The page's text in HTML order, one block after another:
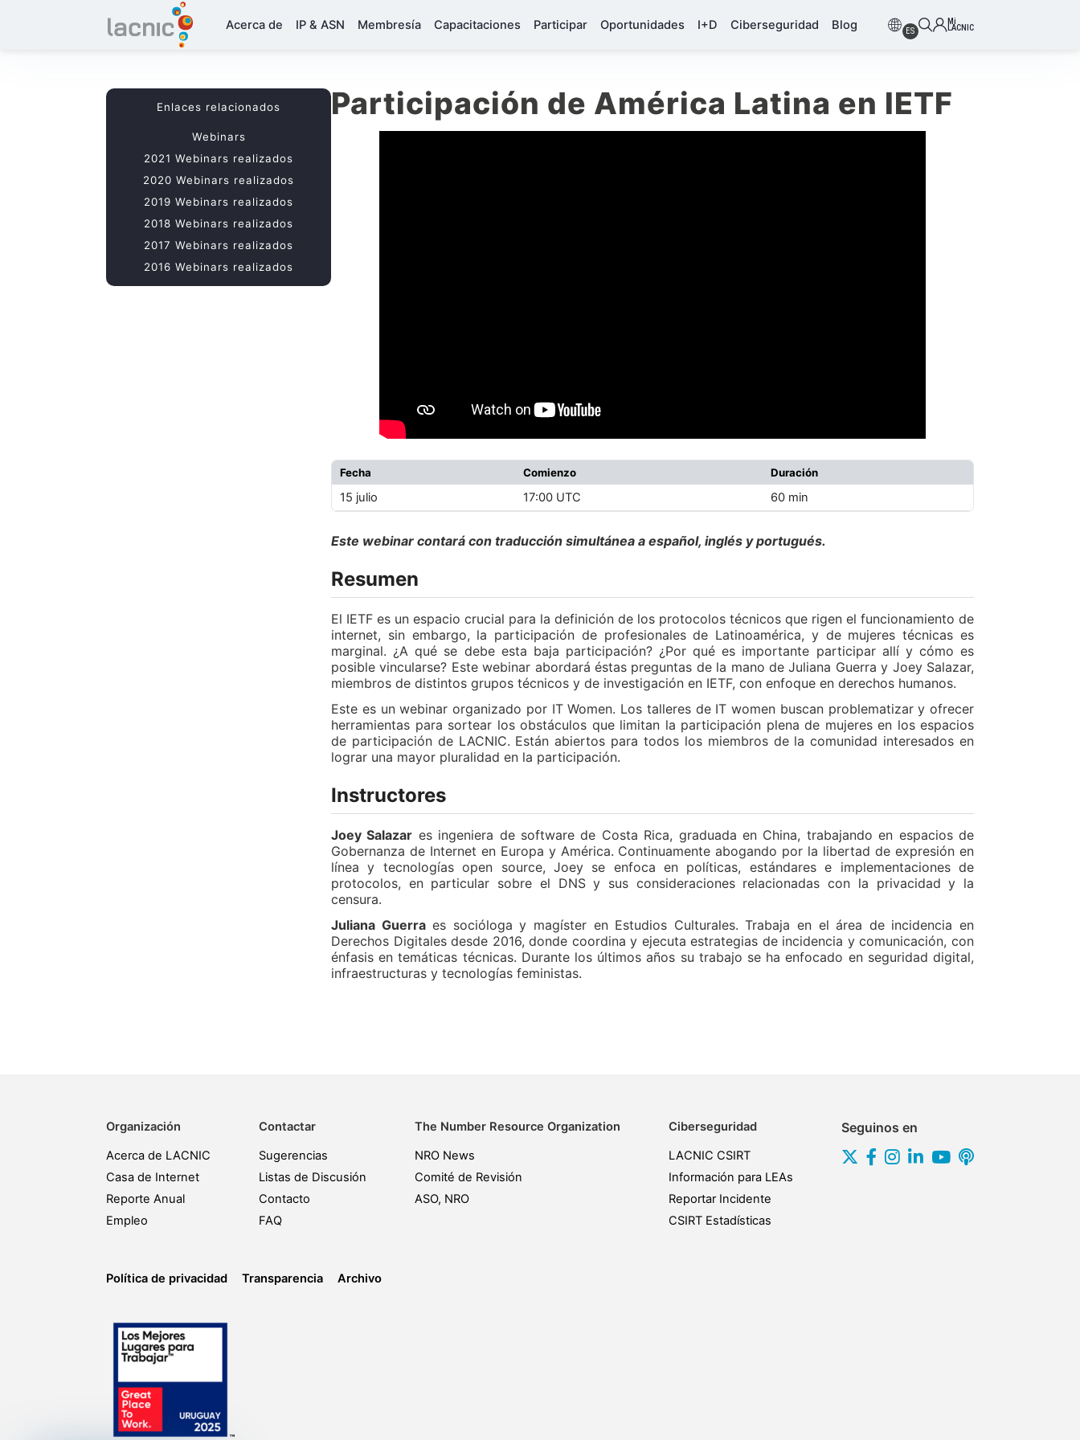
Acerca de IP & ASN Membresía Capacitaciones Participar Oportunidades I+D Ciberseguridad Blog ES
Mi
LACNIC
Participación de América Latina en IETF
Fecha Comienzo Duración
15 julio 17:00 UTC 60 min
Este webinar contará con traducción simultánea a español, inglés y portugués.
Resumen
El IETF es un espacio crucial para la definición de los protocolos técnicos que rigen el funcionamiento de
internet, sin embargo, la participación de profesionales de Latinoamérica, y de mujeres técnicas es
marginal. ¿A qué se debe esta baja participación? ¿Por qué es importante participar allí y cómo es
posible vincularse? Este webinar abordará éstas preguntas de la mano de Juliana Guerra y Joey Salazar,
miembros de distintos grupos técnicos y de investigación en IETF, con enfoque en derechos humanos.
Este es un webinar organizado por IT Women. Los talleres de IT women buscan problematizar y ofrecer
herramientas para sortear los obstáculos que limitan la participación plena de mujeres en los espacios
de participación de LACNIC. Están abiertos para todos los miembros de la comunidad interesados en
lograr una mayor pluralidad en la participación.
Instructores
Joey Salazar es ingeniera de software de Costa Rica, graduada en China, trabajando en espacios de
Gobernanza de Internet en Europa y América. Continuamente abogando por la libertad de expresión en
línea y tecnologías open source, Joey se enfoca en políticas, estándares e implementaciones de
protocolos, en particular sobre el DNS y sus consideraciones relacionadas con la privacidad y la
censura.
Juliana Guerraes socióloga y magíster en Estudios Culturales. Trabaja en el área de incidencia en
Derechos Digitales desde 2016, donde coordina y ejecuta estrategias de incidencia y comunicación, con
énfasis en temáticas técnicas. Durante los últimos años su trabajo se ha enfocado en seguridad digital,
infraestructuras y tecnologías feministas.
Enlaces relacionados
Webinars
2021 Webinars realizados
2020 Webinars realizados
2019 Webinars realizados
2018 Webinars realizados
2017 Webinars realizados
2016 Webinars realizados
Organización
Acerca de LACNIC
Casa de Internet
Reporte Anual
Empleo
Contactar
Sugerencias
Listas de Discusión
Contacto
FAQ
The Number Resource Organization
NRO News
Comité de Revisión
ASO, NRO
Ciberseguridad
LACNIC CSIRT
Información para LEAs
Reportar Incidente
CSIRT Estadísticas
Política de privacidad Transparencia Archivo
Seguinos en